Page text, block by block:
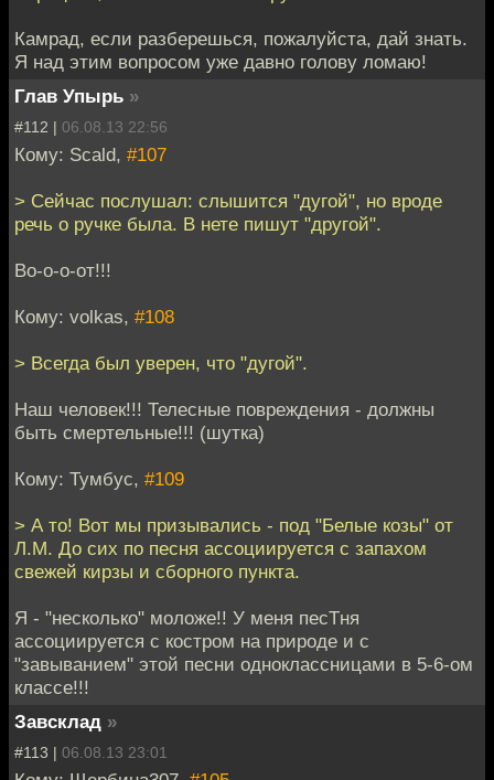
Камрад, если разберешься, пожалуйста, дай знать.
Я над этим вопросом уже давно голову ломаю!
Глав Упырь »
#112 | 06.08.13 22:56
Кому: Scald, #107
> Сейчас послушал: слышится "дугой", но вроде
речь о ручке была. В нете пишут "другой".
Во-о-о-от!!!
Кому: volkas, #108
> Всегда был уверен, что "дугой".
Наш человек!!! Телесные повреждения - должны
быть смертельные!!! (шутка)
Кому: Тумбус, #109
> А то! Вот мы призывались - под "Белые козы" от
Л.М. До сих по песня ассоциируется с запахом
свежей кирзы и сборного пункта.
Я - "несколько" моложе!! У меня песТня
ассоциируется с костром на природе и с
"завыванием" этой песни одноклассницами в 5-6-ом
классе!!!
Завсклад »
#113 | 06.08.13 23:01